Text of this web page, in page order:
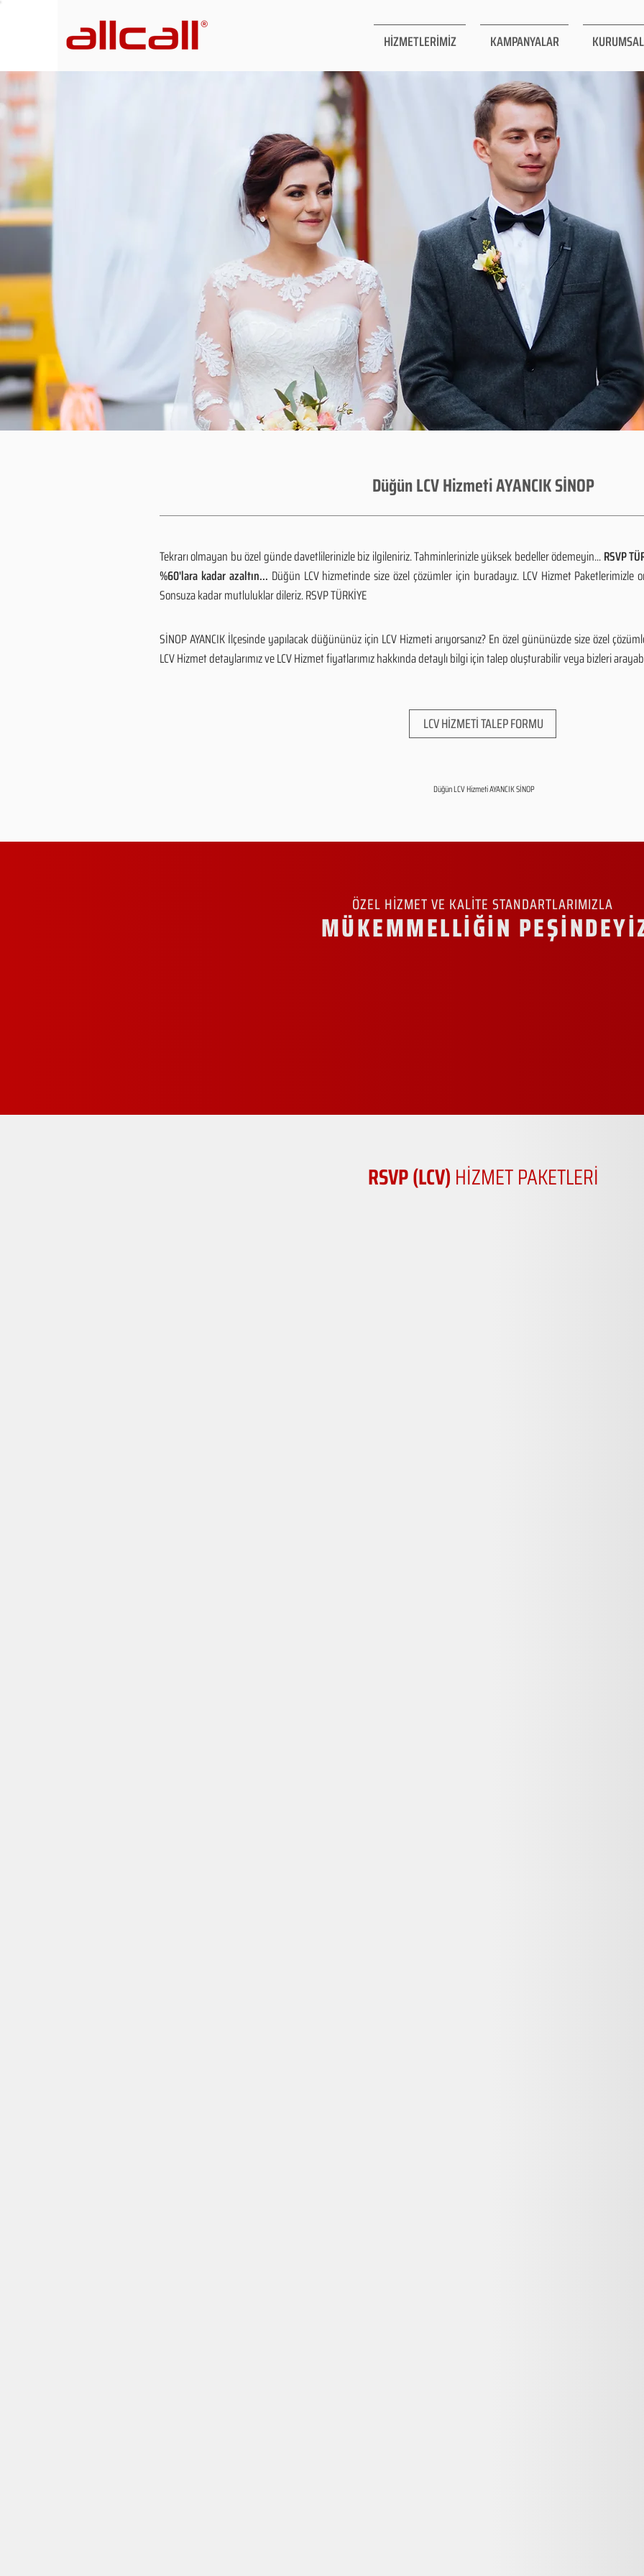
HİZMETLERİMİZ KAMPANYALAR KURUMSAL
Düğün LCV Hizmeti AYANCIK SİNOP
Tekrarı olmayan bu özel günde davetlilerinizle biz ilgileniriz. Tahminlerinizle yüksek bedeller ödemeyin...RSVP
%60'lara kadar azaltın... Düğün LCV hizmetinde size özel çözümler için buradayız. LCV Hizmet
Sonsuza kadar mutluluklar dileriz. RSVP TÜRKİYE
SİNOP AYANCIK İlçesinde yapılacak düğününüz için LCV Hizmeti arıyorsanız? En özel gününüzde size özel
LCV Hizmet detaylarımız ve LCV Hizmet fiyatlarımız hakkında detaylı bilgi için talep oluşturabilir veya bizleri
LCV HİZMETİ TALEP FORMU
Düğün LCV Hizmeti AYANCIK SİNOP
ÖZEL HİZMET VE KALİTE STANDARTLARIMIZLA
MÜKEMMELLİĞİN
RSVP (LCV)HİZMET PAKETLERİ